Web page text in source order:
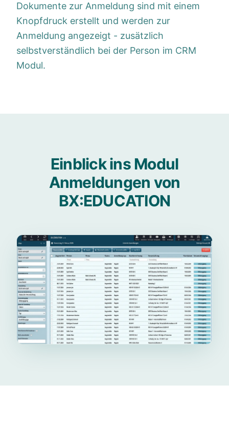
Dokumente zur Anmeldung sind mit einem
Knopfdruck erstellt und werden zur
Anmeldung angezeigt - zusätzlich
selbstverständlich bei der Person im CRM
Modul.
Einblick ins Modul
Anmeldungen von
BX:EDUCATION